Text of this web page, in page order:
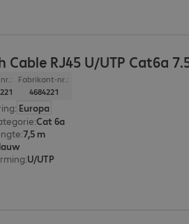
Cable RJ45 U/UTP Cat6a
Fabrikant-nr.:
4684221
: Europa
:Cat 6a
:7,5 m
:U/UTP